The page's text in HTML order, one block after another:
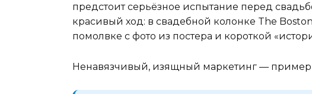
предстоит серьёзное испытание перед
красивый ход: в свадебной колонке The
помолвке с фото из постера и короткой
Ненавязчивый, изящный маркетинг —